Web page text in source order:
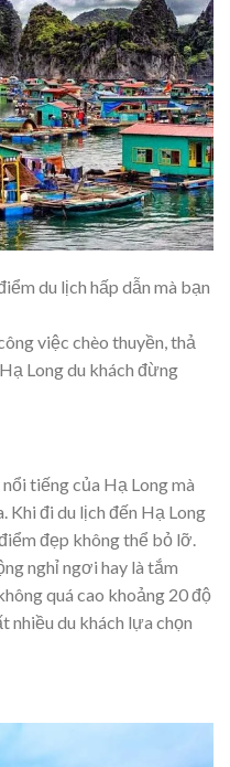
du lịch hấp dẫn mà bạn
việc chèo thuyền, thả
Long du khách đừng
tiếng của Hạ Long mà
Khi đi du lịch đến Hạ Long
đẹp không thể bỏ lỡ.
nghỉ ngơi hay là tắm
quá cao khoảng 20 độ
nhiều du khách lựa chọn